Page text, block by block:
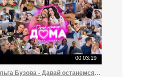
00:03:19
Ольга Бузова - Давай останемся дома